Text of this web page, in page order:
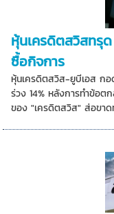
หุ้นเครดิตสวิสทรุ
ซื้อกิจการ
หุ้นเครดิตสวิส-ยูบีเอส กอ
ร่วง 14% หลังการทำข้อ
ของ "เครดิตสวิส" ส่อขาด